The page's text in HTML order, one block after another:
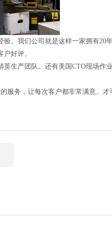
我们公司就是这样一家拥有20
好评。
生产团队。还有美国CTO现场作
，让每次客户都非常满意。才